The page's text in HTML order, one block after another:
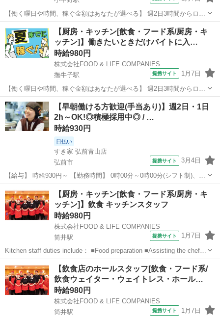
【働く曜日や時間、稼ぐ金額はあなたが選べる】 週2日3時間からロン
グシフトまで選べます！ スキマ時間に働くもジャンジャン稼ぐもOK
マニュアル完備！未経験でも安心の働きやすさ！ ■キッチン 調理、調
理補助、食器洗浄、厨房の...
青森 八戸市 小中野駅 レストラン
【厨房・キッチン[飲食・フード系/厨房・キ
ッチン]】働きたいときだけバイトに入…
時給980円
株式会社FOOD & LIFE COMPANIES
撫牛子駅
提携サイト 1月7日
【働く曜日や時間、稼ぐ金額はあなたが選べる】 週2日3時間からロン
グシフトまで選べます！ スキマ時間に働くもジャンジャン稼ぐもOK
マニュアル完備！未経験でも安心の働きやすさ！ ■キッチン 調理、調
理補助、食器洗浄、厨房の...
青森 弘前市 撫牛子駅 レストラン
【早朝働ける方歓迎(手当あり)】週2日・1日
2h～OK!◎積極採用中◎ / …
時給930円
日払い
すき家 弘前青山店
弘前市
提携サイト 3月4日
【給与】 時給930円～ 【勤務時間】 0時00分～0時00分(シフト制)、1
日2時間 週2日 から応相談 【お仕事内容】 【仕事内容】 ◆すき家スタ
ッフ募集◆ 【お仕事内容】 ◎接客 ◎調理 ◎販売 ◎金銭管理 ◎清...
青森 弘前市 レストラン
【厨房・キッチン[飲食・フード系/厨房・キ
ッチン]】飲食 キッチンスタッフ
時給980円
株式会社FOOD & LIFE COMPANIES
筒井駅
提携サイト 1月7日
Kitchen staff duties include： ■Food preparation ■Assisting the chefs
■Dishwashing/other kitchen cleaning duties ...
青森 青森市 筒井駅
【飲食店のホールスタッフ[飲食・フード系/
飲食ウェイター・ウェイトレス・ホール…
時給980円
株式会社FOOD & LIFE COMPANIES
筒井駅
提携サイト 1月7日